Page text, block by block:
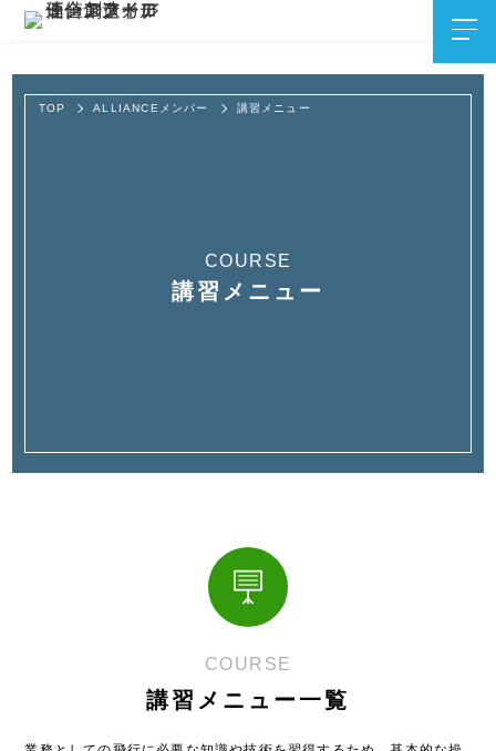
TOP ALLIANCEメンバー 講習メニュー
COURSE
講習メニュー
COURSE
講習メニュー一覧